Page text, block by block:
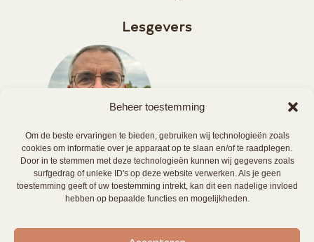
Beheer toestemming
Om de beste ervaringen te bieden, gebruiken wij technologieën zoals
cookies om informatie over je apparaat op te slaan en/of te raadplegen.
Door in te stemmen met deze technologieën kunnen wij gegevens zoals
surfgedrag of unieke ID's op deze website verwerken. Als je geen
toestemming geeft of uw toestemming intrekt, kan dit een nadelige invloed
hebben op bepaalde functies en mogelijkheden.
Lesgevers
Kurt Pattyn